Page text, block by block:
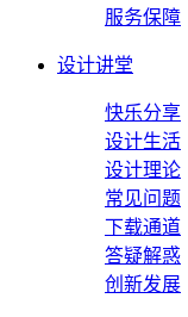
服务保障
设计讲堂
快乐分享
设计生活
设计理论
常见问题
下载通道
答疑解惑
创新发展